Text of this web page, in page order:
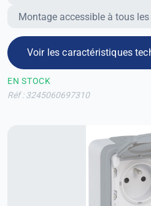
Montage accessible à tous
Voir les caractéristiques
EN STOCK
Réf : 3245060697310